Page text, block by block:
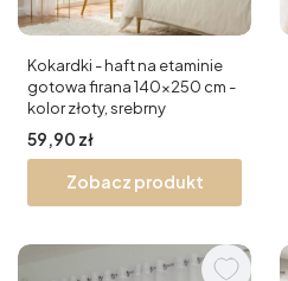
Kokardki - haft na etaminie
gotowa firana 140x250 cm -
kolor złoty, srebrny
Cena
59,90 zł
Zobacz produkt